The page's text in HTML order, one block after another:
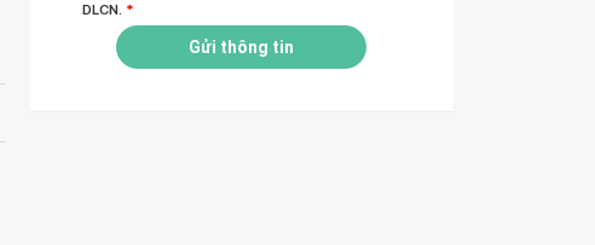
DLCN. *
Gửi thông tin